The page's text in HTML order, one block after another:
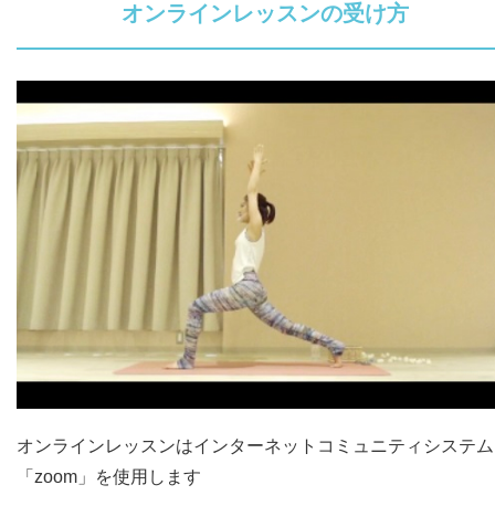
オンラインレッスンの受け方
オンラインレッスンはインターネットコミュニティシステム
「zoom」を使用します